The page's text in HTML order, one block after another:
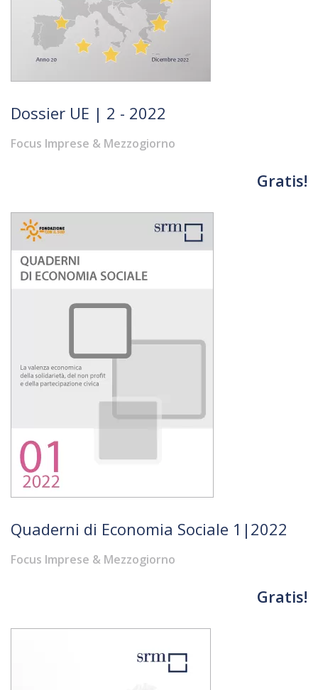
Dossier UE | 2 - 2022
Focus Imprese & Mezzogiorno
Gratis!
Quaderni di Economia Sociale 1|2022
Focus Imprese & Mezzogiorno
Gratis!